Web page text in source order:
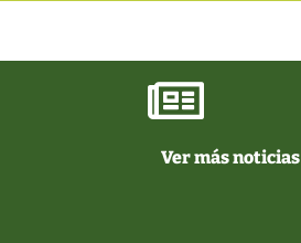

Ver más noticias